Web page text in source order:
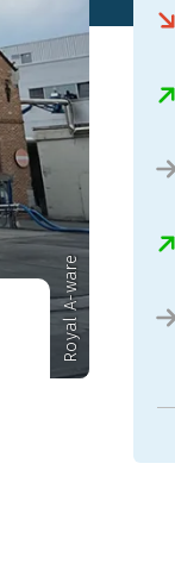
Royal A-ware